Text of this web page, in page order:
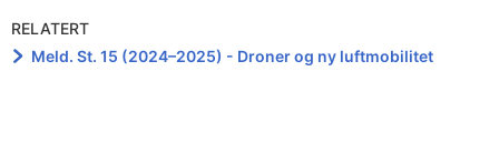
RELATERT
Meld. St. 15 (2024–2025) - Droner og ny luftmobilitet